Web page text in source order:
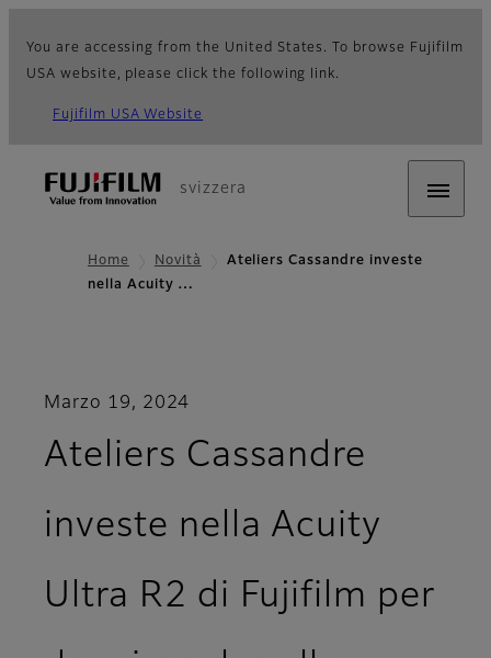
You are accessing from the United States. To browse Fujifilm
USA website, please click the following link.
Fujifilm USA Website
svizzera
Home Novità
Ateliers Cassandre investe
nella Acuity …
Marzo 19, 2024
Ateliers Cassandre
investe nella Acuity
Ultra R2 di Fujifilm per